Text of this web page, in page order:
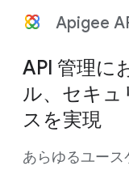
Apigee
API 管理に
ル、セキュ
スを実現
あらゆるユース